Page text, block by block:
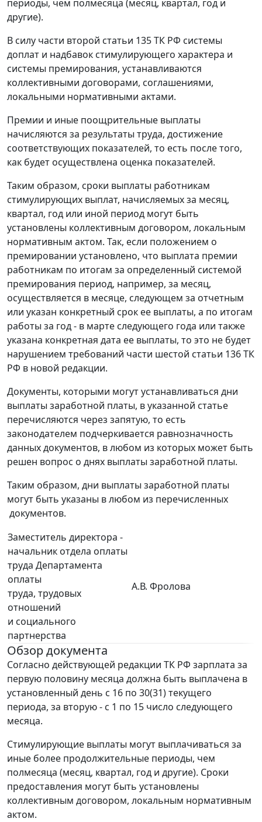
периоды, чем полмесяца (месяц, квартал, год и
другие).
В силу части второй статьи 135 ТК РФ системы
доплат и надбавок стимулирующего характера и
системы премирования, устанавливаются
коллективными договорами, соглашениями,
локальными нормативными актами.
Премии и иные поощрительные выплаты
начисляются за результаты труда, достижение
соответствующих показателей, то есть после того,
как будет осуществлена оценка показателей.
Таким образом, сроки выплаты работникам
стимулирующих выплат, начисляемых за месяц,
квартал, год или иной период могут быть
установлены коллективным договором, локальным
нормативным актом. Так, если положением о
премировании установлено, что выплата премии
работникам по итогам за определенный системой
премирования период, например, за месяц,
осуществляется в месяце, следующем за отчетным
или указан конкретный срок ее выплаты, а по итогам
работы за год - в марте следующего года или также
указана конкретная дата ее выплаты, то это не будет
нарушением требований части шестой статьи 136 ТК
РФ в новой редакции.
Документы, которыми могут устанавливаться дни
выплаты заработной платы, в указанной статье
перечисляются через запятую, то есть
законодателем подчеркивается равнозначность
данных документов, в любом из которых может быть
решен вопрос о днях выплаты заработной платы.
Таким образом, дни выплаты заработной платы
могут быть указаны в любом из перечисленных
документов.
Заместитель директора -
начальник отдела оплаты
труда Департамента
оплаты
труда, трудовых
отношений
и социального
партнерства
А.В. Фролова
Обзор документа
Согласно действующей редакции ТК РФ зарплата за
первую половину месяца должна быть выплачена в
установленный день с 16 по 30(31) текущего
периода, за вторую - с 1 по 15 число следующего
месяца.
Стимулирующие выплаты могут выплачиваться за
иные более продолжительные периоды, чем
полмесяца (месяц, квартал, год и другие). Сроки
предоставления могут быть установлены
коллективным договором, локальным нормативным
актом.